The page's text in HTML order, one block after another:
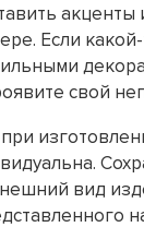
акценты
Если
свой
вид